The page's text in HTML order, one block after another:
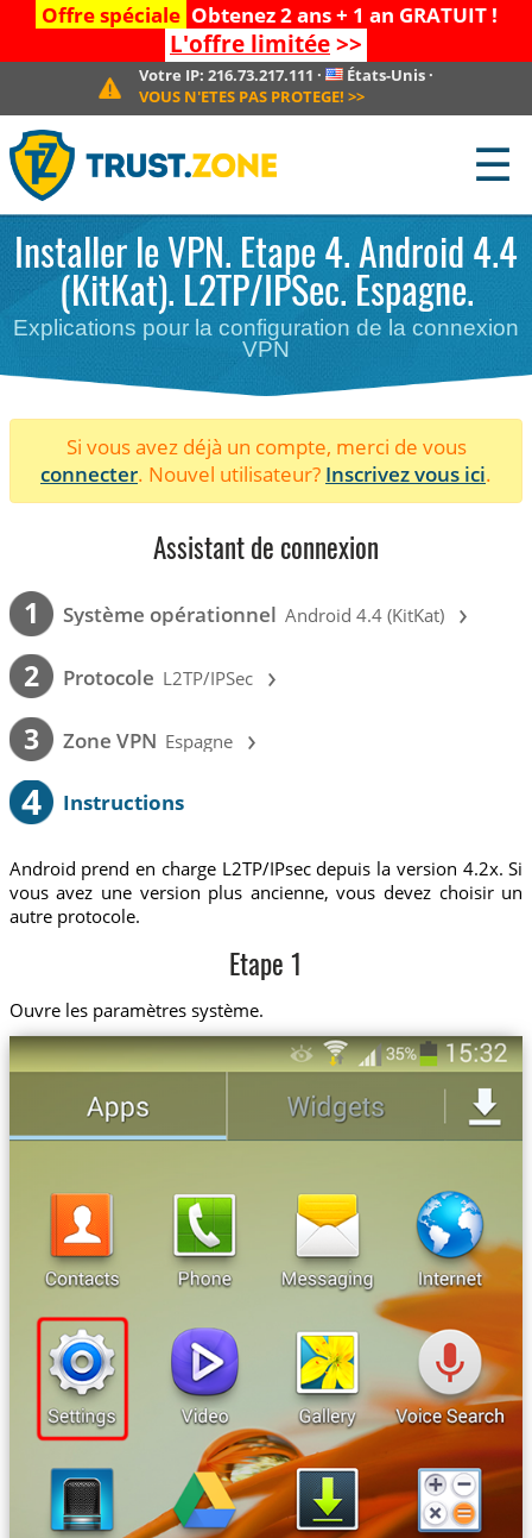
Offre spéciale Obtenez 2 ans + 1 an GRATUIT !
L'offre limitée>>
Votre IP: 216.73.217.111 · États-Unis ·
VOUS N'ETES PAS PROTEGE! >>
☰
Installer le VPN. Etape 4. Android 4.4
(KitKat). L2TP/IPSec. Espagne.
Explications pour la configuration de la connexion
VPN
Si vous avez déjà un compte, merci de vous
connecter. Nouvel utilisateur? Inscrivez vous ici.
Assistant de connexion
1 Système opérationnel Android 4.4 (KitKat) ›
2 Protocole L2TP/IPSec ›
3 Zone VPN Espagne ›
4 Instructions
Android prend en charge L2TP/IPsec depuis la version 4.2x. Si
vous avez une version plus ancienne, vous devez choisir un
autre protocole.
Etape 1
Ouvre les paramètres système.